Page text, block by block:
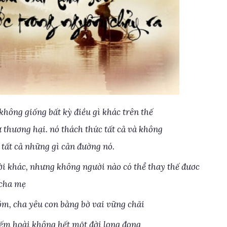
giống bất kỳ điều gì khác trên thế
hại. nó thách thức tất cả và không
cả những gì cản đường nó.
khác, nhưng không người nào có thể thay thế đươc
mẹ
cha yêu con bằng bờ vai vững chãi
hoài không hết một đời long đong